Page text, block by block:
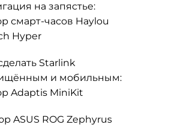
на запястье:
смарт-часов Haylou
Hyper
Starlink
и мобильным:
Adaptis MiniKit
ASUS ROG Zephyrus